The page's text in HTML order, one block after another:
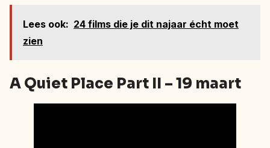
Lees ook: 24 films die je dit najaar écht moet
zien
A Quiet Place Part II – 19 maart